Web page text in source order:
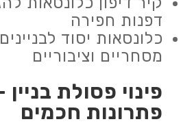
דפנות חפירה
כלונסאות יסוד
מסחריים וציבוריים
פינוי פסולת בניין
פתרונות חכמים